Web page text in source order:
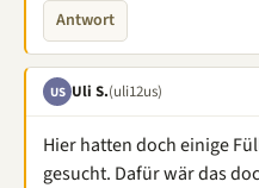
Antwort
US Uli S.(uli12us)
Hier hatten doch einige
gesucht. Dafür wär das